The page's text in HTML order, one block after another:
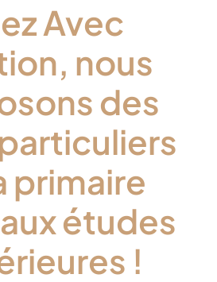
Avec
nous
des
primaire
études
!